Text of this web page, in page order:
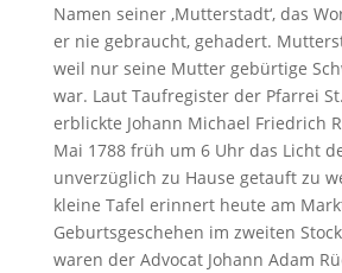
Namen seiner ‚Mutterstadt‘, das
er nie gebraucht, gehadert.
weil nur seine Mutter gebürtige
war. Laut Taufregister der Pfarrei
erblickte Johann Michael Friedrich
Mai 1788 früh um 6 Uhr das Licht
unverzüglich zu Hause getauft zu
kleine Tafel erinnert heute am
Geburtsgeschehen im zweiten
waren der Advocat Johann Adam